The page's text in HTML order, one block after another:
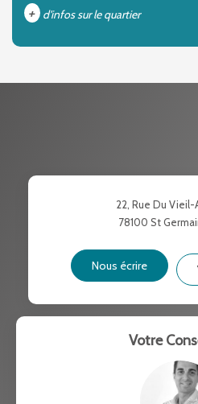
+ d'infos sur le quartier
RÉSULTATS DES LYCÉES
RESTAURANTS ET CAFÉS
22, Rue Du Vieil-
78100 St
Nous écrire
Votre